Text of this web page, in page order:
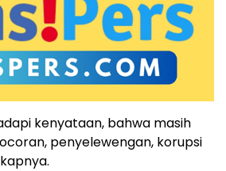
kenyataan, bahwa masih
penyelewengan, korupsi